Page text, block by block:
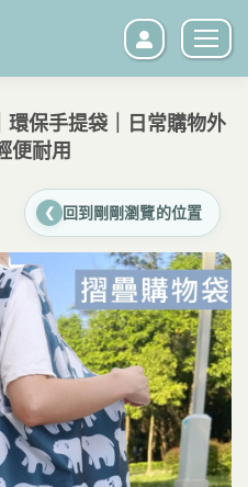
保手提袋｜日常購物外
便耐用
❮ 回到剛剛瀏覽的位置